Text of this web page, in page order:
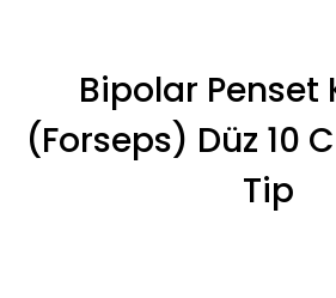
Bipolar Penset
(Forseps) Düz 10
Tip